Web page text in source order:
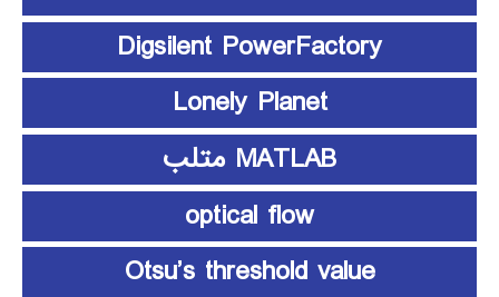
Digsilent PowerFactory
Lonely Planet
MATLAB متلب
optical flow
Otsu’s threshold value